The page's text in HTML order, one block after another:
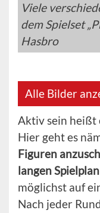
Viele
dem Spielset
Hasbro
Alle Bilder
Aktiv sein heißt
Hier geht es
Figuren
langen Spielplan
möglichst auf
Nach jeder